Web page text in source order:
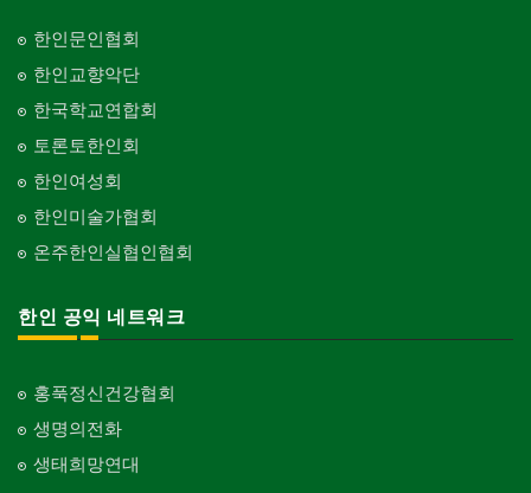
한인문인협회
한인교향악단
한국학교연합회
토론토한인회
한인여성회
한인미술가협회
온주한인실협인협회
한인 공익 네트워크
홍푹정신건강협회
생명의전화
생태희망연대